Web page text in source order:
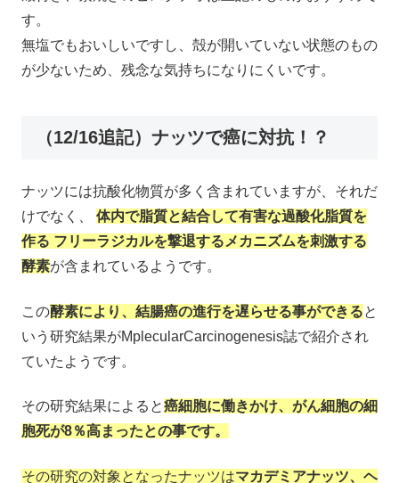
す。
無塩でもおいしいですし、殻が開いていない状態のもの
が少ないため、残念な気持ちになりにくいです。
（12/16追記）ナッツで癌に対抗！？
ナッツには抗酸化物質が多く含まれていますが、それだ
けでなく、 体内で脂質と結合して有害な過酸化脂質を
作る フリーラジカルを撃退するメカニズムを刺激する
酵素が含まれているようです。
この酵素により、結腸癌の進行を遅らせる事ができると
いう研究結果がMplecularCarcinogenesis誌で紹介され
ていたようです。
その研究結果によると癌細胞に働きかけ、がん細胞の細
胞死が8％高まったとの事です。
その研究の対象となったナッツはマカデミアナッツ、ヘ